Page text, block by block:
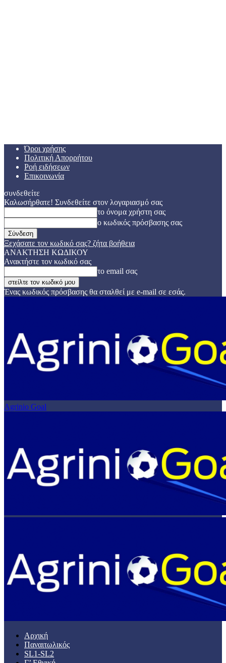
Όροι χρήσης
Πολιτική Απορρήτου
Ροή ειδήσεων
Επικοινωνία
συνδεθείτε
Καλωσήρθατε! Συνδεθείτε στον λογαριασμό σας
το όνομα χρήστη σας
ο κωδικός πρόσβασης σας
Ξεχάσατε τον κωδικό σας? ζήτα βοήθεια
ΑΝΑΚΤΗΣΗ ΚΩΔΙΚΟΥ
Ανακτήστε τον κωδικό σας
το email σας
Ένας κωδικός πρόσβασης θα σταλθεί με e-mail σε εσάς.
Agrinio Goal
Αρχική
Παναιτωλικός
SL1-SL2